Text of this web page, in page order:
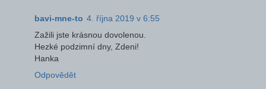
bavi-mne-to 4. října 2019 v 6:55
Zažili jste krásnou dovolenou.
Hezké podzimní dny, Zdeni!
Hanka
Odpovědět